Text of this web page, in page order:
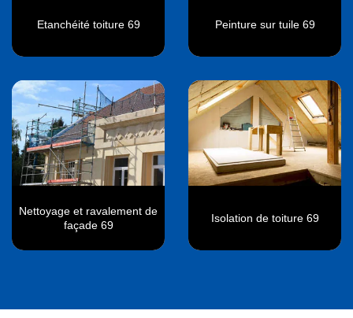
Etanchéité toiture 69 Peinture sur tuile 69
Nettoyage et ravalement de
façade 69
Isolation de toiture 69